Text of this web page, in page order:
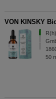
VON KINSKY
50